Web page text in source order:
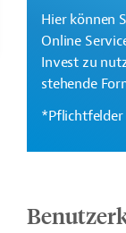
Hier können
Online
Invest zu
stehende
*Pflichtfelder